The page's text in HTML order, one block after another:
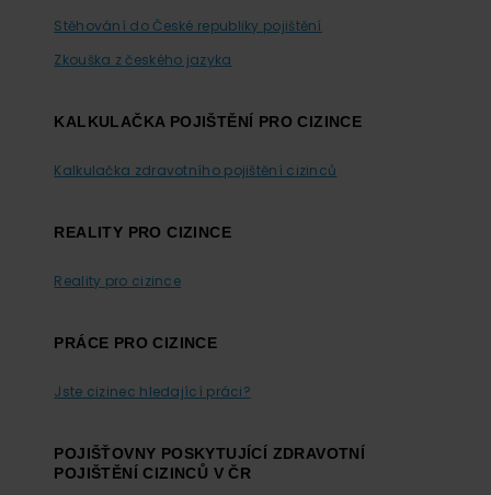
Stěhování do České republiky pojištění
Zkouška z českého jazyka
KALKULAČKA POJIŠTĚNÍ PRO CIZINCE
Kalkulačka zdravotního pojištění cizinců
REALITY PRO CIZINCE
Reality pro cizince
PRÁCE PRO CIZINCE
Jste cizinec hledající práci?
POJIŠŤOVNY POSKYTUJÍCÍ ZDRAVOTNÍ
POJIŠTĚNÍ CIZINCŮ V ČR